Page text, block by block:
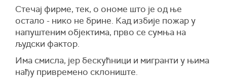
Стечај фирме, тек, о ономе што је од ње
остало - нико не брине. Кад избије пожар у
напуштеним објектима, прво се сумња на
људски фактор.
Има смисла, јер бескућници и мигранти у њима
нађу привремено склониште.